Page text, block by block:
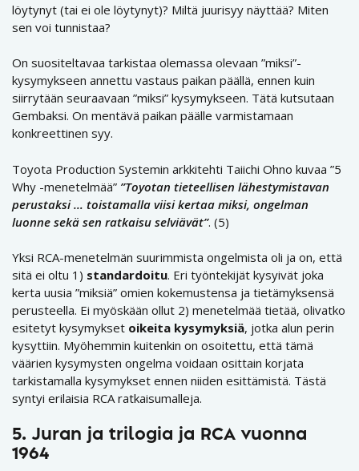
löytynyt (tai ei ole löytynyt)? Miltä juurisyy näyttää? Miten
sen voi tunnistaa?
On suositeltavaa tarkistaa olemassa olevaan ”miksi”-
kysymykseen annettu vastaus paikan päällä, ennen kuin
siirrytään seuraavaan ”miksi” kysymykseen. Tätä kutsutaan
Gembaksi. On mentävä paikan päälle varmistamaan
konkreettinen syy.
Toyota Production Systemin arkkitehti Taiichi Ohno kuvaa ”5
Why -menetelmää” ”Toyotan tieteellisen lähestymistavan
perustaksi … toistamalla viisi kertaa miksi, ongelman
luonne sekä sen ratkaisu selviävät”. (5)
Yksi RCA-menetelmän suurimmista ongelmista oli ja on, että
sitä ei oltu 1) standardoitu. Eri työntekijät kysyivät joka
kerta uusia ”miksiä” omien kokemustensa ja tietämyksensä
perusteella. Ei myöskään ollut 2) menetelmää tietää, olivatko
esitetyt kysymykset oikeita kysymyksiä, jotka alun perin
kysyttiin. Myöhemmin kuitenkin on osoitettu, että tämä
väärien kysymysten ongelma voidaan osittain korjata
tarkistamalla kysymykset ennen niiden esittämistä. Tästä
syntyi erilaisia RCA ratkaisumalleja.
5. Juran ja trilogia ja RCA vuonna
1964